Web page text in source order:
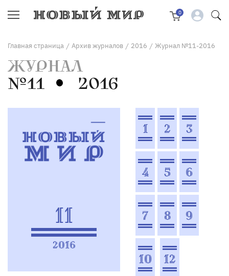
0
Главная страница / Архив журналов / 2016 / Журнал №11-2016
ЖУРНАЛ
№11
2016
1 2 3
4 5 6
7 8 9
10
11
2016
12